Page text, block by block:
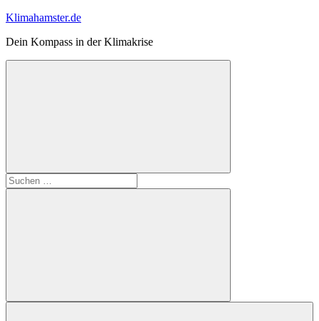
Zum
springen
Klimahamster.de
Dein Kompass in der Klimakrise
Suchformular
öffnen
Suchen
nach:
Suchen